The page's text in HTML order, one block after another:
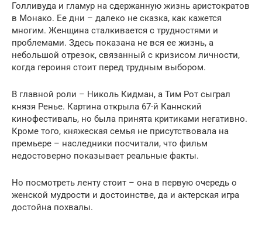
Голливуда и гламур на сдержанную жизнь аристократов
в Монако. Ее дни – далеко не сказка, как кажется
многим. Женщина сталкивается с трудностями и
проблемами. Здесь показана не вся ее жизнь, а
небольшой отрезок, связанный с кризисом личности,
когда героиня стоит перед трудным выбором.
В главной роли – Николь Кидман, а Тим Рот сыграл
князя Ренье. Картина открыла 67-й Каннский
кинофестиваль, но была принята критиками негативно.
Кроме того, княжеская семья не присутствовала на
премьере – наследники посчитали, что фильм
недостоверно показывает реальные факты.
Но посмотреть ленту стоит – она в первую очередь о
женской мудрости и достоинстве, да и актерская игра
достойна похвалы.